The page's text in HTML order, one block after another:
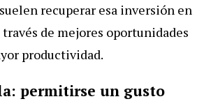
recuperar esa inversión en
través de mejores oportunidades
productividad.
permitirse un gusto